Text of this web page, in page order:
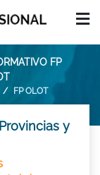
FP
FP OLOT
y